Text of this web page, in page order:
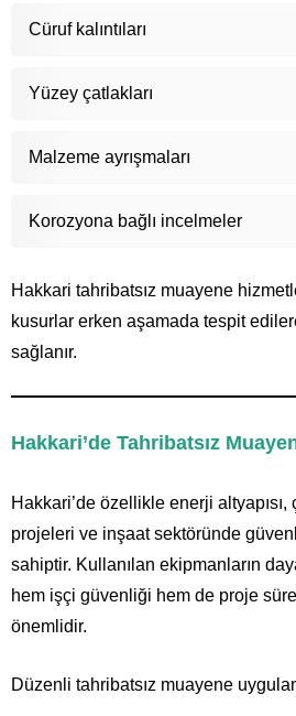
Cüruf kalıntıları
Yüzey çatlakları
Malzeme ayrışmaları
Korozyona bağlı incelmeler
Hakkari tahribatsız muayene
kusurlar erken aşamada tespit
sağlanır.
Hakkari’de Tahribatsız
Hakkari’de özellikle enerji
projeleri ve inşaat sektöründe
sahiptir. Kullanılan ekipmanların
hem işçi güvenliği hem de proje
önemlidir.
Düzenli tahribatsız muayene